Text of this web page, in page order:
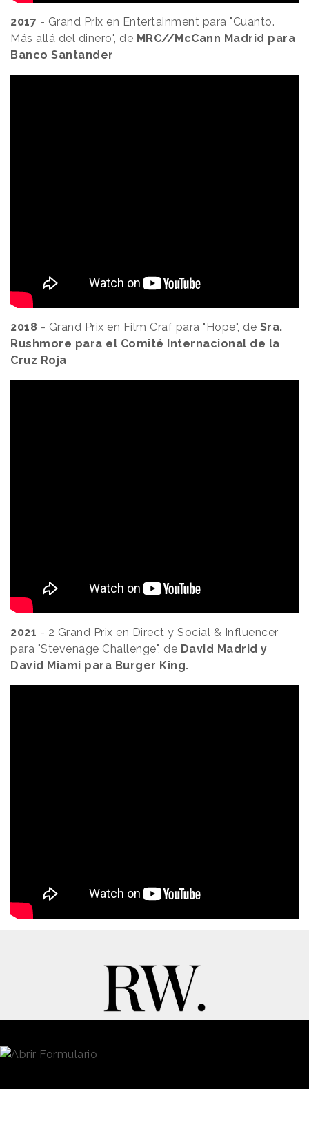
2017 - Grand Prix en Entertainment para "Cuanto.
Más allá del dinero", de MRC//McCann Madrid para
Banco Santander
2018 - Grand Prix en Film Craf para "Hope", de Sra.
Rushmore para el Comité Internacional de la
Cruz Roja
2021 - 2 Grand Prix en Direct y Social & Influencer
para "Stevenage Challenge", de David Madrid y
David Miami para Burger King.
Contacto